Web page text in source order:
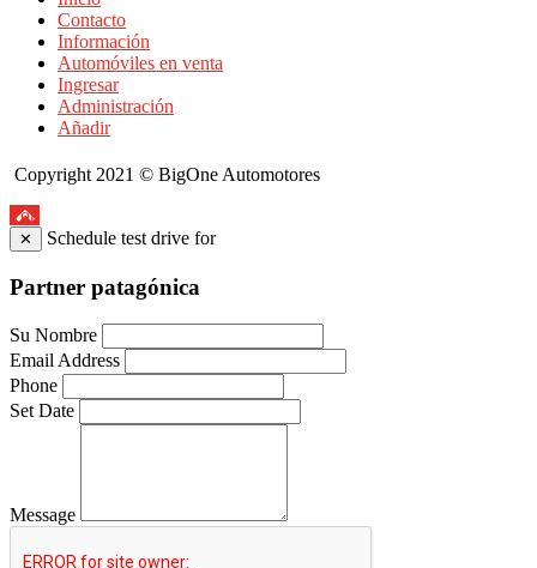
Contacto
Información
Automóviles en venta
Ingresar
Administración
Añadir
Copyright 2021 © BigOne Automotores
Top
✕ Schedule test drive for
Partner patagónica
Su Nombre
Email Address
Phone
Set Date
Message